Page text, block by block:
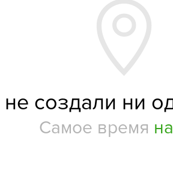
создали ни
Самое время